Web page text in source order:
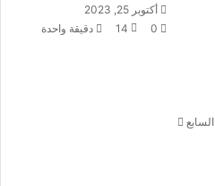
أرسل
بريدا
أكتوبر 25, 2023
0
14 دقيقة واحدة